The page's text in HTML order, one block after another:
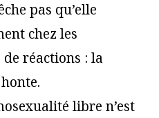
pas qu’elle
chez les
réactions : la
libre n’est